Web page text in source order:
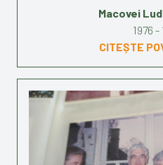
Macovei
1976 -
CITEȘTE